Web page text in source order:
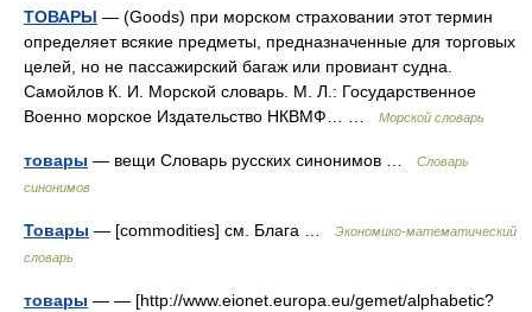
ТОВАРЫ — (Goods) при морском страховании этот термин
определяет всякие предметы, предназначенные для торговых
целей, но не пассажирский багаж или провиант судна.
Самойлов К. И. Морской словарь. М. Л.: Государственное
Военно морское Издательство НКВМФ… …
Морской словарь
товары — вещи Словарь русских синонимов …
Словарь
синонимов
Товары — [commodities] см. Блага …
Экономико-математический
словарь
товары — — [http://www.eionet.europa.eu/gemet/alphabetic?